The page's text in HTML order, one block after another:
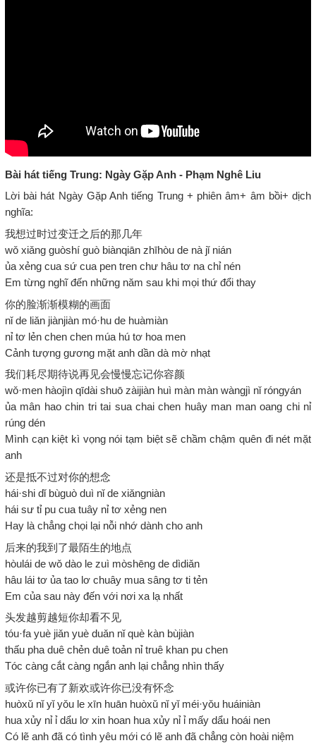
Bài hát tiếng Trung: Ngày Gặp Anh - Phạm Nghê Liu
Lời bài hát Ngày Gặp Anh tiếng Trung + phiên âm+ âm bồi+ dịch
nghĩa:
我想过时过变迁之后的那几年
wǒ xiǎng guòshí guò biànqiān zhīhòu de nà jǐ nián
ủa xẻng cua sứ cua pen tren chư hâu tơ na chỉ nén
Em từng nghĩ đến những năm sau khi mọi thứ đổi thay
你的脸渐渐模糊的画面
nǐ de liǎn jiànjiàn mó·hu de huàmiàn
nỉ tơ lẻn chen chen múa hú tơ hoa men
Cảnh tượng gương mặt anh dần dà mờ nhạt
我们耗尽期待说再见会慢慢忘记你容颜
wǒ·men hàojìn qīdài shuō zàijiàn huì màn màn wàngjì nǐ róngyán
ủa mân hao chin tri tai sua chai chen huây man man oang chi nỉ
rúng dén
Mình cạn kiệt kì vọng nói tạm biệt sẽ chầm chậm quên đi nét mặt
anh
还是抵不过对你的想念
hái·shi dǐ bùguò duì nǐ de xiǎngniàn
hái sư tỉ pu cua tuây nỉ tơ xẻng nen
Hay là chẳng chọi lại nỗi nhớ dành cho anh
后来的我到了最陌生的地点
hòulái de wǒ dào le zuì mòshēng de dìdiǎn
hâu lái tơ ủa tao lơ chuây mua sâng tơ ti tẻn
Em của sau này đến với nơi xa lạ nhất
头发越剪越短你却看不见
tóu·fa yuè jiǎn yuè duǎn nǐ què kàn bùjiàn
thấu pha duê chẻn duê toản nỉ truê khan pu chen
Tóc càng cắt càng ngắn anh lại chẳng nhìn thấy
或许你已有了新欢或许你已没有怀念
huòxǔ nǐ yǐ yǒu le xīn huān huòxǔ nǐ yǐ méi·yǒu huáiniàn
hua xủy nỉ ỉ dẩu lơ xin hoan hua xủy nỉ ỉ mấy dẩu hoái nen
Có lẽ anh đã có tình yêu mới có lẽ anh đã chẳng còn hoài niệm